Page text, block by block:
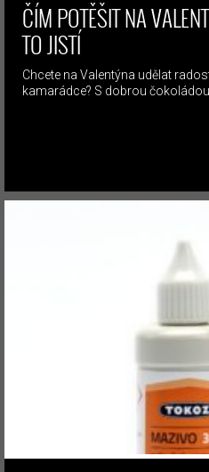
ČÍM POTĚŠIT NA
TO JISTÍ
Chcete na Valentýna udělat
kamarádce? S dobrou čokoládou